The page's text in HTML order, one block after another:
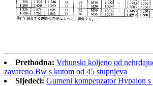
Prethodna: Vrhunski koljeno od
zavareno Bw s kutom od 45 stupnjeva
Sljedeći: Gumeni kompenzator Hypalon